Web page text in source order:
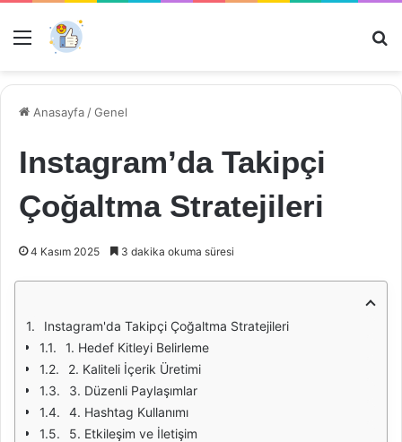
Menü
Anasayfa /Genel
Instagram’da Takipçi
Çoğaltma Stratejileri
4 Kasım 2025 3 dakika okuma süresi
Instagram'da Takipçi Çoğaltma Stratejileri
1. Hedef Kitleyi Belirleme
2. Kaliteli İçerik Üretimi
3. Düzenli Paylaşımlar
4. Hashtag Kullanımı
5. Etkileşim ve İletişim